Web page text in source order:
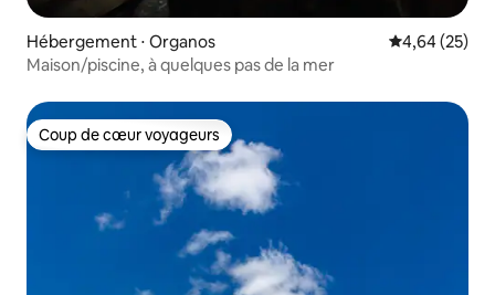
Hébergement ⋅ Organos Évaluation
4,64 (25)
Maison/piscine, à quelques pas de la mer
Coup de cœur voyageurs
Coup de cœur voyageurs